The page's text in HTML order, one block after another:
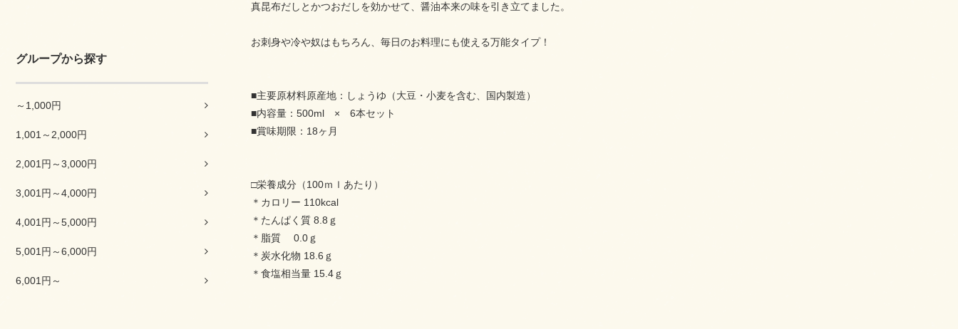
グループから探す
～1,000円
1,001～2,000円
2,001円～3,000円
3,001円～4,000円
4,001円～5,000円
5,001円～6,000円
6,001円～
真昆布だしとかつおだしを効かせて、醤油本来の味を引き立てました。
お刺身や冷や奴はもちろん、毎日のお料理にも使える万能タイプ！
■主要原材料原産地：しょうゆ（大豆・小麦を含む、国内製造）
■内容量：500ml × 6本セット
■賞味期限：18ヶ月
□栄養成分（100ｍｌあたり）
＊カロリー 110kcal
＊たんぱく質 8.8ｇ
＊脂質 0.0ｇ
＊炭水化物 18.6ｇ
＊食塩相当量 15.4ｇ